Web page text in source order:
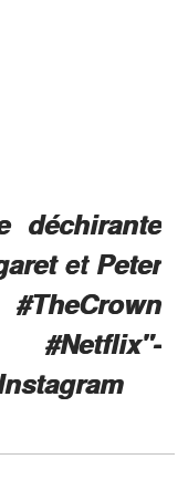
déchirante
et Peter
#Netflix"-